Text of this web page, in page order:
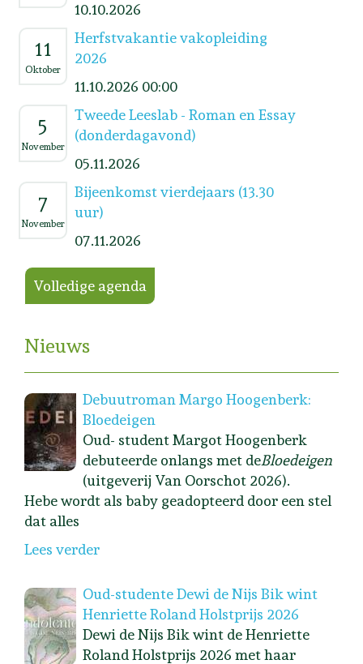
10.10.2026
11
Oktober
Herfstvakantie vakopleiding
2026
11.10.2026 00:00
5
November
Tweede Leeslab - Roman en Essay
(donderdagavond)
05.11.2026
7
November
Bijeenkomst vierdejaars (13.30
uur)
07.11.2026
Volledige agenda
Nieuws
Debuutroman Margo Hoogenberk:
Bloedeigen
Oud- student Margot Hoogenberk
debuteerde onlangs met deBloedeigen
(uitgeverij Van Oorschot 2026).
Hebe wordt als baby geadopteerd door een stel
dat alles
Lees verder
Oud-studente Dewi de Nijs Bik wint
Henriette Roland Holstprijs 2026
Dewi de Nijs Bik wint de Henriette
Roland Holstprijs 2026 met haar